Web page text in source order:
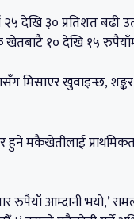
देखि ३० प्रतिशत बढी
१० देखि १५
मिसाएर खुवाइन्छ,
हुने मकैखेतीलाई
रुपैयाँ आम्दानी भयो,’